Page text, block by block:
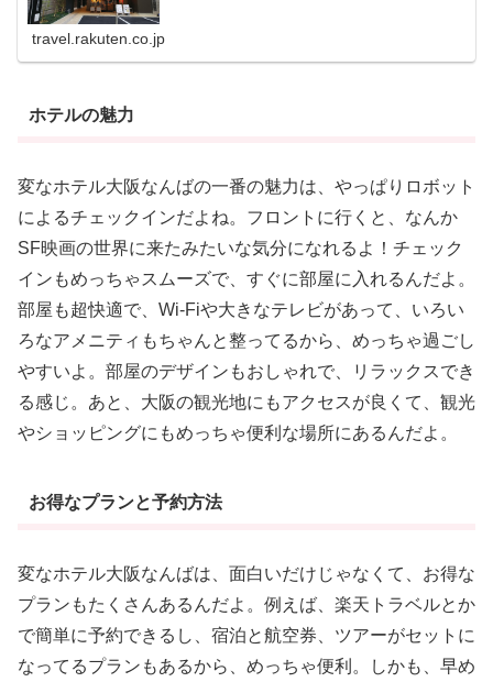
travel.rakuten.co.jp
ホテルの魅力
変なホテル大阪なんばの一番の魅力は、やっぱりロボット
によるチェックインだよね。フロントに行くと、なんか
SF映画の世界に来たみたいな気分になれるよ！チェック
インもめっちゃスムーズで、すぐに部屋に入れるんだよ。
部屋も超快適で、Wi-Fiや大きなテレビがあって、いろい
ろなアメニティもちゃんと整ってるから、めっちゃ過ごし
やすいよ。部屋のデザインもおしゃれで、リラックスでき
る感じ。あと、大阪の観光地にもアクセスが良くて、観光
やショッピングにもめっちゃ便利な場所にあるんだよ。
お得なプランと予約方法
変なホテル大阪なんばは、面白いだけじゃなくて、お得な
プランもたくさんあるんだよ。例えば、楽天トラベルとか
で簡単に予約できるし、宿泊と航空券、ツアーがセットに
なってるプランもあるから、めっちゃ便利。しかも、早め